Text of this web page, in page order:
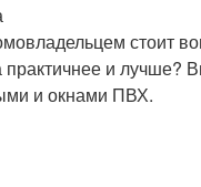
стоит
практичнее и лучше?
и окнами ПВХ.